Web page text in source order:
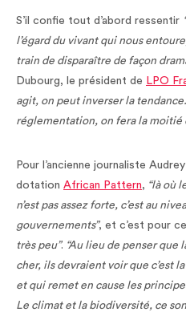
S’il confie tout d’abord ressentir
l’égard du vivant qui nous
train de disparaître de façon
Dubourg, le président de LPO
agit, on peut inverser la
réglementation, on fera la moitié
Pour l’ancienne journaliste
dotation African Pattern, “là où
n’est pas assez forte, c’est au
gouvernements”, et c’est pour
très peu”. “Au lieu de penser
cher, ils devraient voir que c’est
et qui remet en cause les
Le climat et la biodiversité, ce